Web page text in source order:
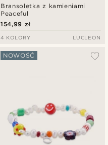
Bransoletka z kamieniami
Peaceful
154,99 zł
4 KOLORY LUCLEON
NOWOŚĆ